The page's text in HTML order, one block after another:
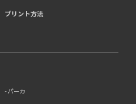
プリント方法
パーカ